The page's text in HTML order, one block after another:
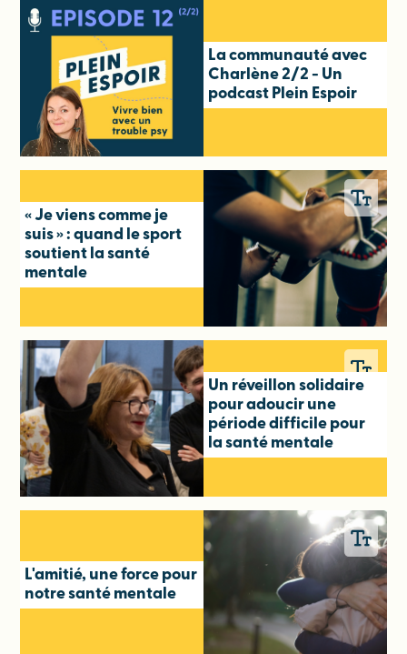
La communauté avec
Charlène 2/2 - Un
podcast Plein Espoir
« Je viens comme je
suis » : quand le sport
soutient la santé
mentale
Un réveillon solidaire
pour adoucir une
période difficile pour
la santé mentale
L'amitié, une force pour
notre santé mentale